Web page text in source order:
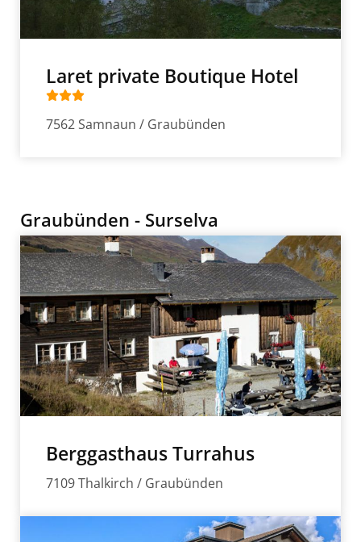
Laret private Boutique Hotel
7562 Samnaun / Graubünden
Graubünden - Surselva
Berggasthaus Turrahus
7109 Thalkirch / Graubünden